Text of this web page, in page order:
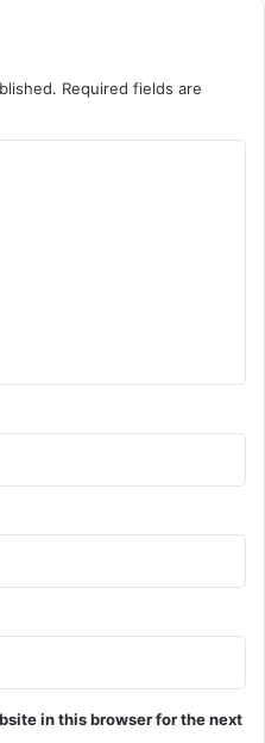
Required fields are
in this browser for the next